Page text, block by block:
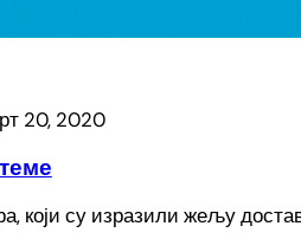
20, 2020
који су изразили жељу